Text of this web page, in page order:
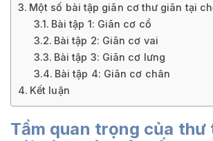
Một số bài tập giãn cơ thư giãn tại
Bài tập 1: Giãn cơ cổ
Bài tập 2: Giãn cơ vai
Bài tập 3: Giãn cơ lưng
Bài tập 4: Giãn cơ chân
Kết luận
Tầm quan trọng của thư